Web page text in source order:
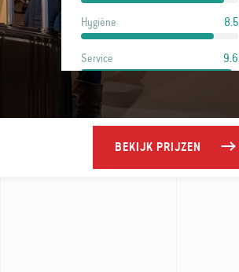
Hygiëne 8.5
Service 9.6
Prijs 7.8
BEKIJK PRIJZEN